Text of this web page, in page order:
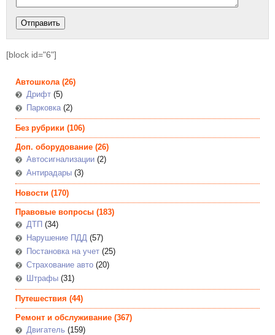
[block id="6"]
Автошкола(26)
Дрифт (5)
Парковка(2)
Без рубрики (106)
Доп. оборудование (26)
Автосигнализации (2)
Антирадары (3)
Новости (170)
Правовые вопросы (183)
ДТП (34)
Нарушение ПДД (57)
Постановка на учет (25)
Страхование авто (20)
Штрафы (31)
Путешествия (44)
Ремонт и обслуживание (367)
Двигатель (159)